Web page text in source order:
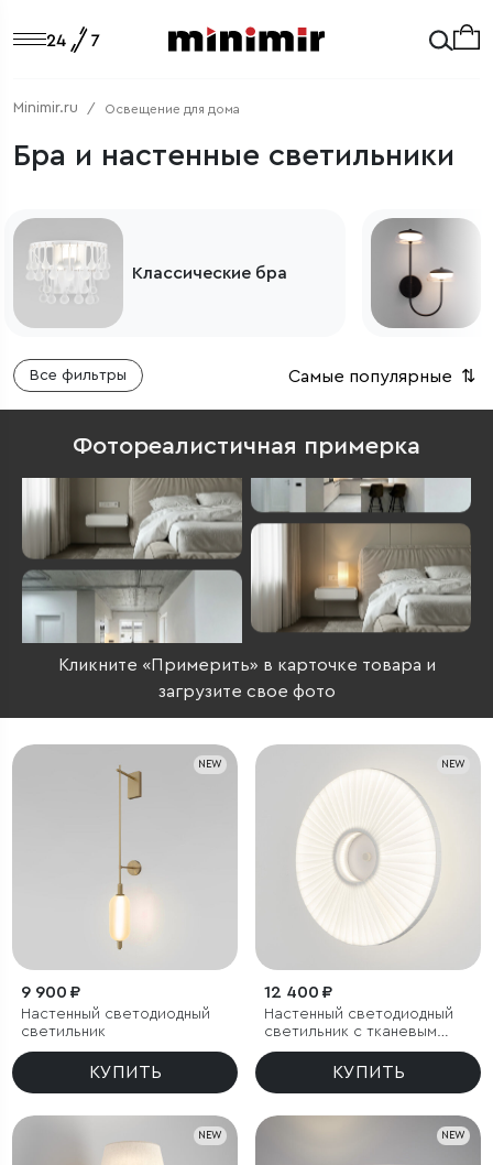
Minimir.ru Освещение для дома
Бра и настенные светильники
Классические бра
Все фильтры Самые популярные ⇅
Фотореалистичная примерка
Кликните «Примерить» в карточке товара и
загрузите свое фото
NEW
9 900 ₽
Настенный светодиодный
светильник
КУПИТЬ
NEW
12 400 ₽
Настенный светодиодный
светильник с тканевым
рассеивателем
КУПИТЬ
NEW NEW